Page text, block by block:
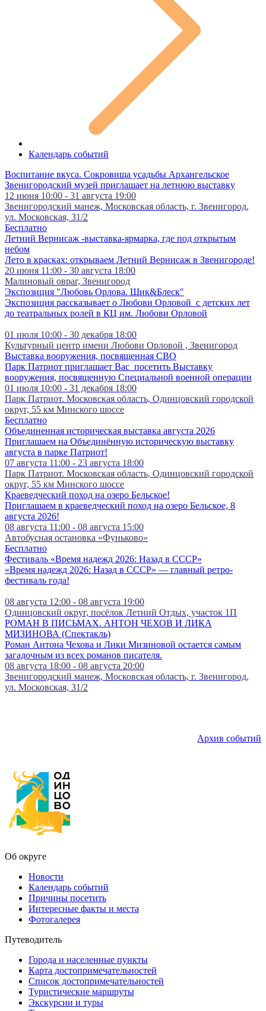
Календарь событий
Воспитание вкуса. Сокровища усадьбы Архангельское
Звенигородский музей приглашает на летнюю выставку
12 июня 10:00 - 31 августа 19:00
Звенигородский манеж, Московская область, г. Звенигород,
ул. Московская, 31/2
Бесплатно
Летний Вернисаж -выставка-ярмарка, где под открытым
небом
Лето в красках: открываем Летний Вернисаж в Звенигороде!
20 июня 11:00 - 30 августа 18:00
Малиновый овраг, Звенигород
Экспозиция "Любовь Орлова. Шик&Блеск"
Экспозиция рассказывает о Любови Орловой с детских лет
до театральных ролей в КЦ им. Любови Орловой
01 июля 10:00 - 30 декабря 18:00
Культурный центр имени Любови Орловой , Звенигород
Выставка вооружения, посвященная СВО
Парк Патриот приглашает Вас посетить Выставку
вооружения, посвященную Специальной военной операции
01 июля 10:00 - 31 декабря 18:00
Парк Патриот. Московская область, Одинцовский городской
округ, 55 км Минского шоссе
Бесплатно
Объединенная историческая выставка августа 2026
Приглашаем на Объединённую историческую выставку
августа в парке Патриот!
07 августа 11:00 - 23 августа 18:00
Парк Патриот. Московская область, Одинцовский городской
округ, 55 км Минского шоссе
Краеведческий поход на озеро Бельское!
Приглашаем в краеведческий поход на озеро Бельское, 8
августа 2026!
08 августа 11:00 - 08 августа 15:00
Автобусная остановка «Фуньково»
Бесплатно
Фестиваль «Время надежд 2026: Назад в СССР»
«Время надежд 2026: Назад в СССР» — главный ретро-
фестиваль года!
08 августа 12:00 - 08 августа 19:00
Одинцовский округ, посёлок Летний Отдых, участок 1П
РОМАН В ПИСЬМАХ. АНТОН ЧЕХОВ И ЛИКА
МИЗИНОВА (Спектакль)
Роман Антона Чехова и Лики Мизиновой остается самым
загадочным из всех романов писателя.
08 августа 18:00 - 08 августа 20:00
Звенигородский манеж, Московская область, г. Звенигород,
ул. Московская, 31/2
Архив событий
Об округе
Новости
Календарь событий
Причины посетить
Интересные факты и места
Фотогалерея
Путеводитель
Города и населенные пункты
Карта достопримечательностей
Список достопримечательностей
Туристические маршруты
Экскурсии и туры